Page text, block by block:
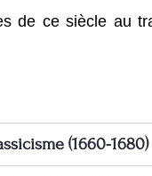
de ce siècle au
(1660-1680)